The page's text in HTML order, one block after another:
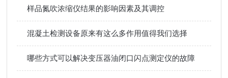
样品氮吹浓缩仪结果的影响因素及其调控
混凝土检测设备原来有这么多作用值得我们选择
哪些方式可以解决变压器油闭口闪点测定仪的故障